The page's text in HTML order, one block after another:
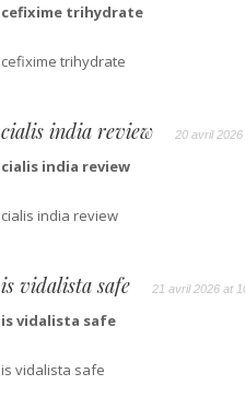
cefixime trihydrate
cefixime trihydrate
cialis india review 20 avril
cialis india review
cialis india review
is vidalista safe 21 avril 2026 at
is vidalista safe
is vidalista safe